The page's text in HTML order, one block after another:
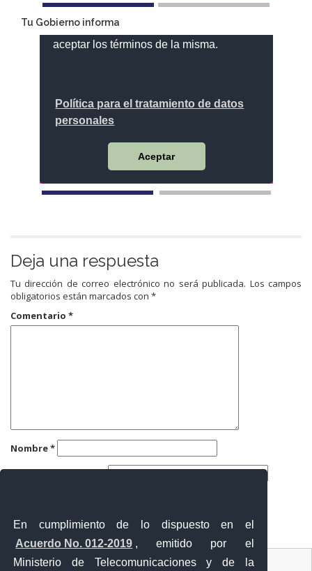
En cumplimiento de lo dispuesto en el
Acuerdo No. 012-2019 , emitido por el
Ministerio de Telecomunicaciones y de la
Tu Gobierno informa
Deja una respuesta
Tu dirección de correo electrónico no será publicada. Los campos
obligatorios están marcados con *
Comentario *
Nombre*
Correo electrónico*
Contacto Ciudadano